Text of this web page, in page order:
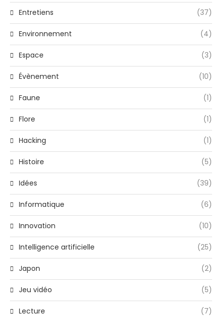
Entretiens (37)
Environnement (4)
Espace (3)
Évènement (10)
Faune (1)
Flore (1)
Hacking (1)
Histoire (5)
Idées (39)
Informatique (6)
Innovation (10)
Intelligence artificielle (25)
Japon (2)
Jeu vidéo (5)
Lecture (7)